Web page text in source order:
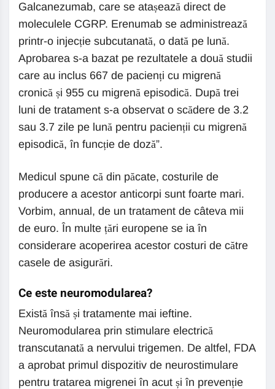
Galcanezumab, care se atașează direct de
moleculele CGRP. Erenumab se administrează
printr-o injecție subcutanată, o dată pe lună.
Aprobarea s-a bazat pe rezultatele a două studii
care au inclus 667 de pacienți cu migrenă
cronică și 955 cu migrenă episodică. După trei
luni de tratament s-a observat o scădere de 3.2
sau 3.7 zile pe lună pentru pacienții cu migrenă
episodică, în funcție de doză”.
Medicul spune că din păcate, costurile de
producere a acestor anticorpi sunt foarte mari.
Vorbim, annual, de un tratament de câteva mii
de euro. În multe țări europene se ia în
considerare acoperirea acestor costuri de către
casele de asigurări.
Ce este neuromodularea?
Există însă și tratamente mai ieftine.
Neuromodularea prin stimulare electrică
transcutanată a nervului trigemen. De altfel, FDA
a aprobat primul dispozitiv de neurostimulare
pentru tratarea migrenei în acut și în prevenție